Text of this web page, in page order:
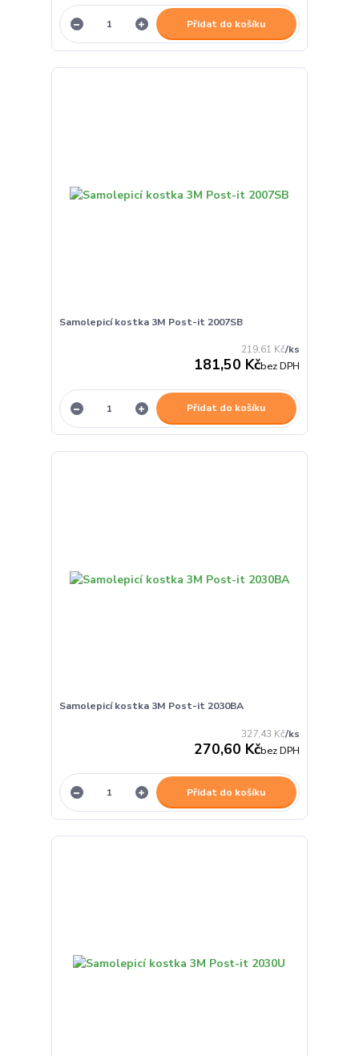
Přidat do košíku
Samolepicí kostka 3M Post-it 2007SB
219,61 Kč/ks
181,50 Kčbez DPH
Přidat do košíku
Samolepicí kostka 3M Post-it 2030BA
327,43 Kč/ks
270,60 Kčbez DPH
Přidat do košíku